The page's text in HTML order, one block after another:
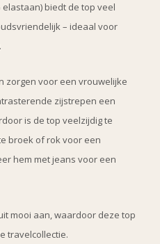
biedt de top veel
– ideaal voor
zorgen voor een vrouwelijke
zijstrepen een
is de top veelzijdig te
broek of rok voor een
hem met jeans voor een
mooi aan, waardoor deze top
travelcollectie.